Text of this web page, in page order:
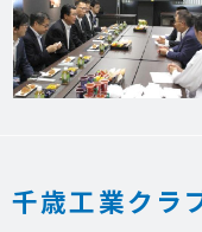
千歳工業クラ